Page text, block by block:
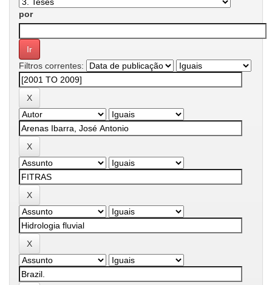
por
Filtros correntes: